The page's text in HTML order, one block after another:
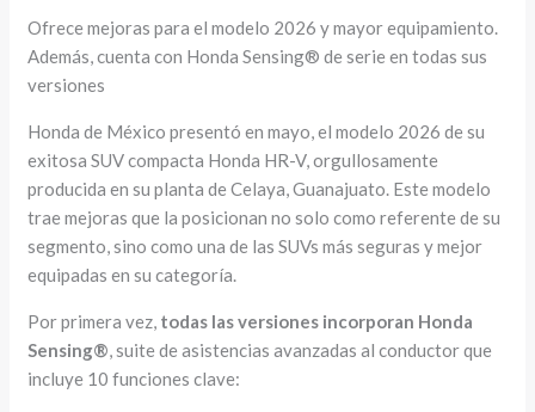
Ofrece mejoras para el modelo 2026 y mayor equipamiento.
Además, cuenta con Honda Sensing® de serie en todas sus
versiones
Honda de México presentó en mayo, el modelo 2026 de su
exitosa SUV compacta Honda HR-V, orgullosamente
producida en su planta de Celaya, Guanajuato. Este modelo
trae mejoras que la posicionan no solo como referente de su
segmento, sino como una de las SUVs más seguras y mejor
equipadas en su categoría.
Por primera vez, todas las versiones incorporan Honda
Sensing®, suite de asistencias avanzadas al conductor que
incluye 10 funciones clave: